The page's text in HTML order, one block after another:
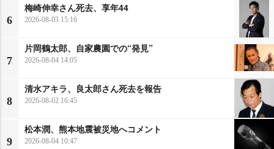
6
梅崎伸幸さん死去、享年44
2026-08-03 15:16
7
片岡鶴太郎、自家農園での“発見”
2026-08-04 14:05
8
清水アキラ、良太郎さん死去を報告
2026-08-02 16:45
9
松本潤、熊本地震被災地へコメント
2026-08-04 10:47